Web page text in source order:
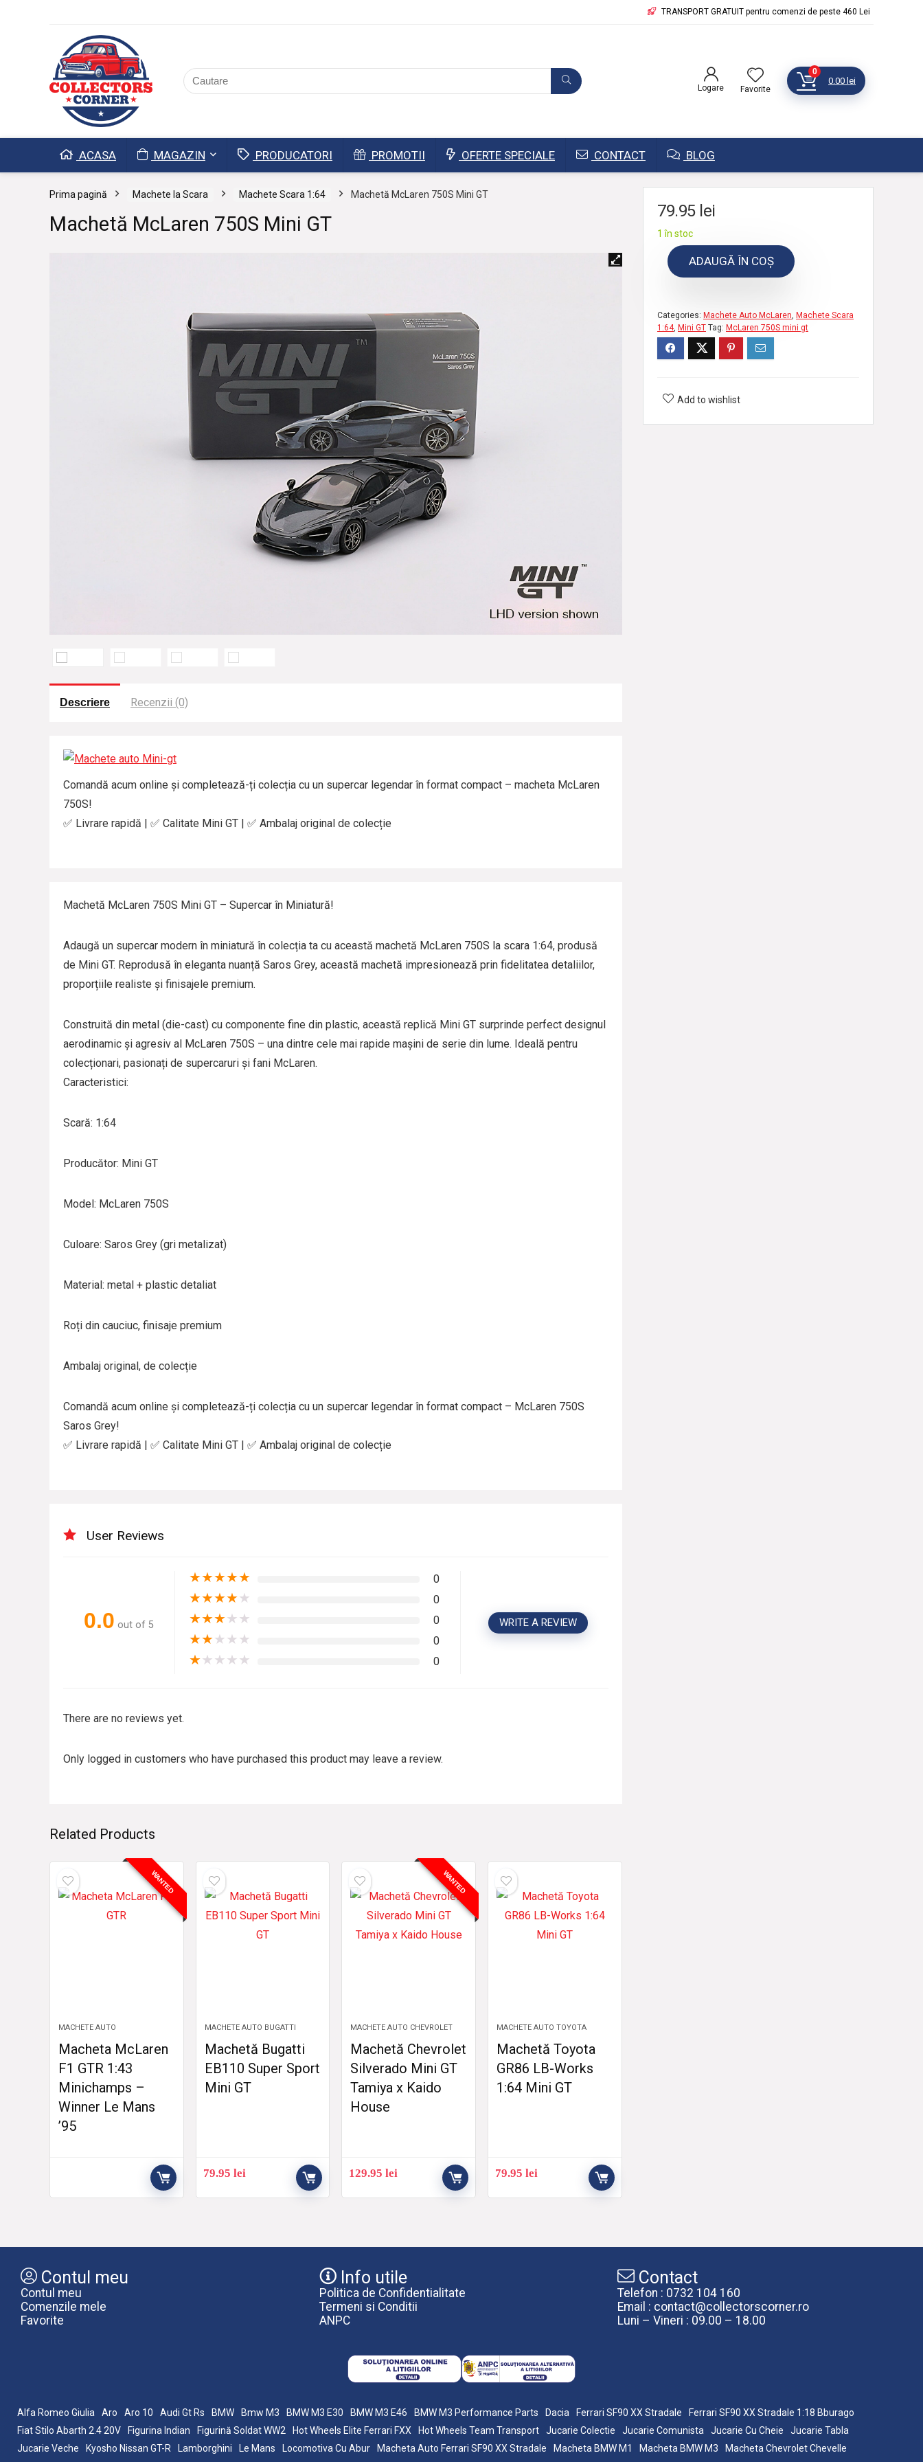
TRANSPORT GRATUIT pentru comenzi de peste 460 Lei
Logare Favorite
0
0.00 lei
ACASA MAGAZIN PRODUCATORI PROMOTII OFERTE SPECIALE CONTACT BLOG
Prima pagină Machete la Scara Machete Scara 1:64 Machetă McLaren 750S Mini GT
Machetă McLaren 750S Mini GT
Descriere Recenzii (0)
Comandă acum online și completează-ți colecția cu un supercar legendar în format compact – macheta McLaren
750S!
✅ Livrare rapidă | ✅ Calitate Mini GT | ✅ Ambalaj original de colecție
Machetă McLaren 750S Mini GT – Supercar în Miniatură!
Adaugă un supercar modern în miniatură în colecția ta cu această machetă McLaren 750S la scara 1:64, produsă
de Mini GT. Reprodusă în eleganta nuanță Saros Grey, această machetă impresionează prin fidelitatea detaliilor,
proporțiile realiste și finisajele premium.
Construită din metal (die-cast) cu componente fine din plastic, această replică Mini GT surprinde perfect designul
aerodinamic și agresiv al McLaren 750S – una dintre cele mai rapide mașini de serie din lume. Ideală pentru
colecționari, pasionați de supercaruri și fani McLaren.
Caracteristici:
Scară: 1:64
Producător: Mini GT
Model: McLaren 750S
Culoare: Saros Grey (gri metalizat)
Material: metal + plastic detaliat
Roți din cauciuc, finisaje premium
Ambalaj original, de colecție
Comandă acum online și completează-ți colecția cu un supercar legendar în format compact – McLaren 750S
Saros Grey!
✅ Livrare rapidă | ✅ Calitate Mini GT | ✅ Ambalaj original de colecție
User Reviews
0.0 out of 5
★★★★★ 0
★★★★★ 0
★★★★★ 0
★★★★★ 0
★★★★★ 0
WRITE A REVIEW
There are no reviews yet.
Only logged in customers who have purchased this product may leave a review.
Related Products
WANTED
MACHETE AUTO
Macheta McLaren
F1 GTR 1:43
Minichamps –
Winner Le Mans
’95
MACHETE AUTO BUGATTI
Machetă Bugatti
EB110 Super Sport
Mini GT
79.95 lei
WANTED
MACHETE AUTO CHEVROLET
Machetă Chevrolet
Silverado Mini GT
Tamiya x Kaido
House
129.95lei
MACHETE AUTO TOYOTA
Machetă Toyota
GR86 LB-Works
1:64 Mini GT
79.95lei
79.95 lei
1 în stoc
ADAUGĂ ÎN COȘ
Categories: Machete Auto McLaren Machete Scara
1:64, Mini GT Tag: McLaren 750S mini gt
Add to wishlist
Contul meu
Contul meu
Comenzile mele
Favorite
Info utile
Politica de Confidentialitate
Termeni si Conditii
ANPC
Contact
Telefon : 0732 104 160
Email : contact@collectorscorner.ro
Luni – Vineri : 09.00 – 18.00
Alfa Romeo Giulia Aro Aro 10 Audi Gt Rs BMW Bmw M3 BMW M3 E30 BMW M3 E46 BMW M3 Performance Parts Dacia Ferrari SF90 XX Stradale
Ferrari SF90 XX Stradale 1:18 Bburago
Fiat Stilo Abarth 2.4 20V
Figurina Indian Figurină Soldat WW2 Hot Wheels Elite Ferrari FXX Hot Wheels Team Transport Jucarie Colectie Jucarie Comunista Jucarie Cu Cheie
Jucarie Tabla
Jucarie Veche
Kyosho Nissan GT-R Lamborghini Le Mans Locomotiva Cu Abur Macheta Auto Ferrari SF90 XX Stradale Macheta BMW M1 Macheta BMW M3
Macheta Chevrolet Chevelle